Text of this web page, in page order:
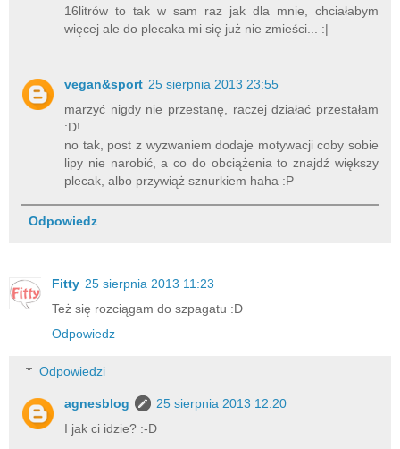
16litrów to tak w sam raz jak dla mnie, chciałabym
więcej ale do plecaka mi się już nie zmieści... :|
vegan&sport 25 sierpnia 2013 23:55
marzyć nigdy nie przestanę, raczej działać przestałam
:D!
no tak, post z wyzwaniem dodaje motywacji coby sobie
lipy nie narobić, a co do obciążenia to znajdź większy
plecak, albo przywiąż sznurkiem haha :P
Odpowiedz
Fitty 25 sierpnia 2013 11:23
Też się rozciągam do szpagatu :D
Odpowiedz
Odpowiedzi
agnesblog
25 sierpnia 2013 12:20
I jak ci idzie? :-D